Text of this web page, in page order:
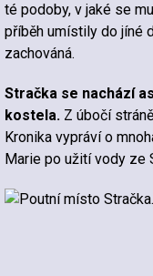
té podoby, v jaké se
příběh umístily do jíné
zachováná.
Stračka se nachází
kostela. Z úbočí
Kronika vypráví o
Marie po užití vody ze